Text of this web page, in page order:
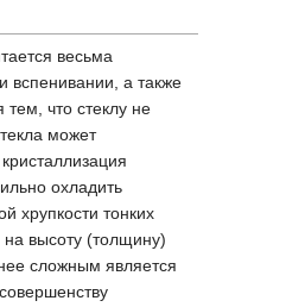
весьма
вспенивании, а также
что стеклу не
может
охладить
хрупкости тонких
на высоту (толщину)
сложным является